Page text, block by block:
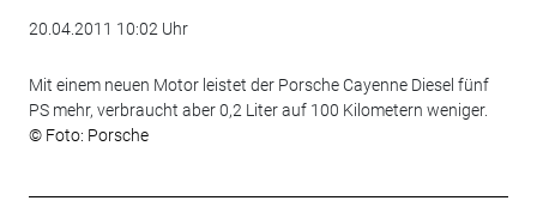
20.04.2011 10:02 Uhr
Mit einem neuen Motor leistet der Porsche Cayenne Diesel fünf
PS mehr, verbraucht aber 0,2 Liter auf 100 Kilometern weniger.
© Foto: Porsche